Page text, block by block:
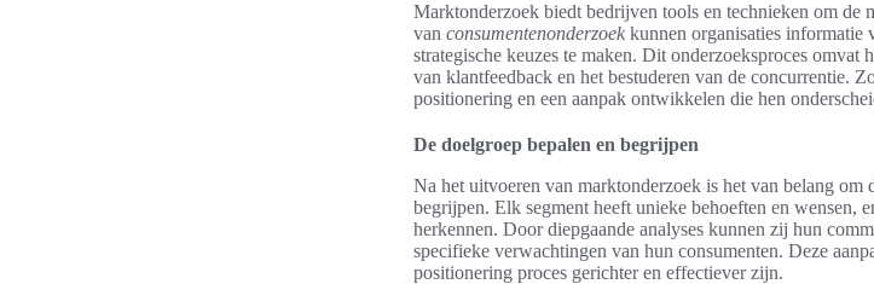
Marktonderzoek biedt bedrijven tools en technieken om de
van consumentenonderzoek kunnen organisaties informatie
strategische keuzes te maken. Dit onderzoeksproces omvat
van klantfeedback en het bestuderen van de concurrentie.
positionering en een aanpak ontwikkelen die hen
De doelgroep bepalen en begrijpen
Na het uitvoeren van marktonderzoek is het van belang om
begrijpen. Elk segment heeft unieke behoeften en wensen,
herkennen. Door diepgaande analyses kunnen zij hun
specifieke verwachtingen van hun consumenten. Deze
positionering proces gerichter en effectiever zijn.